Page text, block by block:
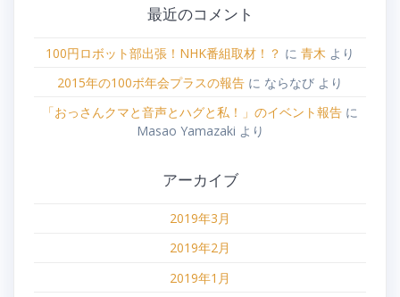
最近のコメント
100円ロボット部出張！NHK番組取材！？ に 青木 より
2015年の100ボ年会プラスの報告 に ならなび より
「おっさんクマと音声とハグと私！」のイベント報告 に
Masao Yamazaki より
アーカイブ
2019年3月
2019年2月
2019年1月